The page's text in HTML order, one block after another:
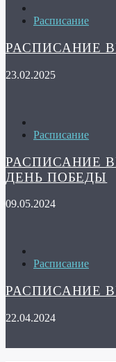
Расписание
РАСПИСАНИЕ
23.02.2025
Расписание
РАСПИСАНИЕ
ДЕНЬ ПОБЕДЫ
09.05.2024
Расписание
РАСПИСАНИЕ
22.04.2024